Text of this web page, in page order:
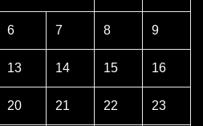
6 7 8 9
13 14 15 16
20 21 22 23